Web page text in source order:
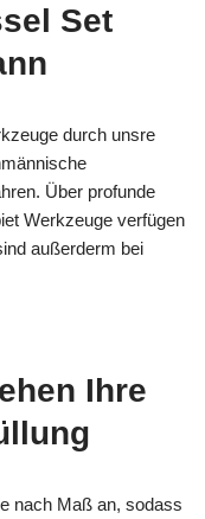
Set
durch unsre
Über profunde
Werkzeuge verfügen
außerderm bei
Ihre
nach Maß an, sodass